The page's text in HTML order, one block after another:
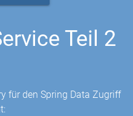
Teil 2
für den Spring Data Zugriff